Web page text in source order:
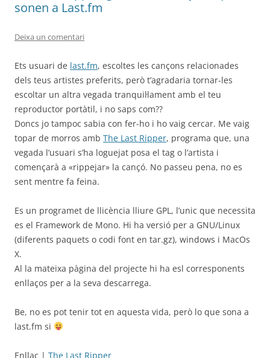
sonen a Last.fm
Deixa un comentari
Ets usuari de last.fm, escoltes les cançons relacionades
dels teus artistes preferits, però t’agradaria tornar-les
escoltar un altra vegada tranquil·lament amb el teu
reproductor portàtil, i no saps com??
Doncs jo tampoc sabia con fer-ho i ho vaig cercar. Me vaig
topar de morros amb The Last Ripper, programa que, una
vegada l’usuari s’ha loguejat posa el tag o l’artista i
començarà a «rippejar» la cançó. No passeu pena, no es
sent mentre fa feina.
Es un programet de llicència lliure GPL, l’unic que necessita
es el Framework de Mono. Hi ha versió per a GNU/Linux
(diferents paquets o codi font en tar.gz), windows i MacOs
X.
Al la mateixa pàgina del projecte hi ha esl corresponents
enllaços per a la seva descarrega.
Be, no es pot tenir tot en aquesta vida, però lo que sona a
last.fm si
Enllaç | The Last Ripper